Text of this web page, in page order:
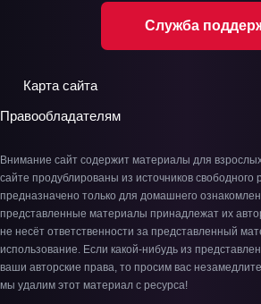
Служба
Карта сайта
Правообладателям
Внимание сайт содержит материалы для
сайте продублированы из источников свободного
предназначено только для домашнего
представленные материалы принадлежат их
не несёт ответственности за представленный
использование. Если какой-нибудь из
ваши авторские права, то просим вас
мы удалим этот материал с ресурса!